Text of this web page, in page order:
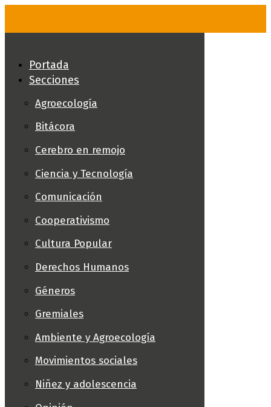
Portada
Secciones
Agroecología
Bitácora
Cerebro en remojo
Ciencia y Tecnología
Comunicación
Cooperativismo
Cultura Popular
Derechos Humanos
Géneros
Gremiales
Ambiente y Agroecología
Movimientos sociales
Niñez y adolescencia